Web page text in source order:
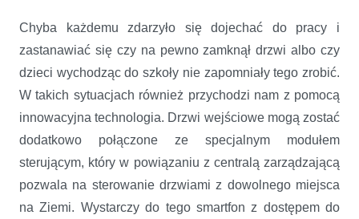
Chyba każdemu zdarzyło się dojechać do pracy i
zastanawiać się czy na pewno zamknął drzwi albo czy
dzieci wychodząc do szkoły nie zapomniały tego zrobić.
W takich sytuacjach również przychodzi nam z pomocą
innowacyjna technologia. Drzwi wejściowe mogą zostać
dodatkowo połączone ze specjalnym modułem
sterującym, który w powiązaniu z centralą zarządzającą
pozwala na sterowanie drzwiami z dowolnego miejsca
na Ziemi. Wystarczy do tego smartfon z dostępem do